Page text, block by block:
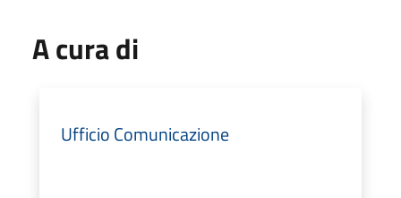
A cura di
Ufficio Comunicazione